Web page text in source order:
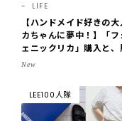
LIFE
【ハンドメイド好きの大
カちゃんに夢中！】「フ
ェニックリカ」購入と、
ローゼットの手づくり実
New
LEE100人隊